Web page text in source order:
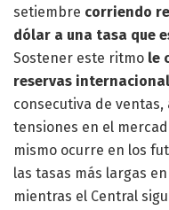
setiembre corriendo
dólar a una tasa que
Sostener este ritmo le
reservas
consecutiva de
tensiones en el
mismo ocurre en los
las tasas más largas
mientras el Central